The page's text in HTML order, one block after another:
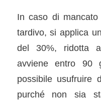
In caso di
tardivo, si applica
del 30%, ridotta
avviene entro 90
possibile usufruire
purché non sia